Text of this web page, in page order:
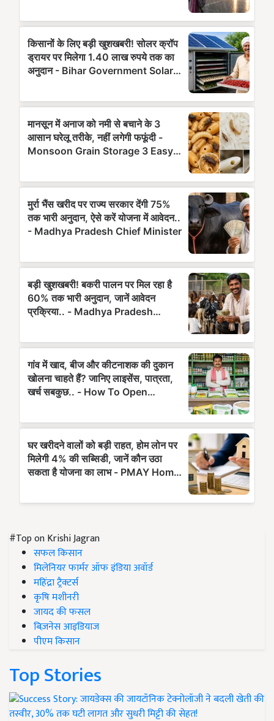
#Top on Krishi Jagran
सफल किसान
मिलेनियर फार्मर ऑफ इंडिया अवॉर्ड
महिंद्रा ट्रैक्टर्स
कृषि मशीनरी
जायद की फसल
बिज़नेस आइडियाज
पीएम किसान
Top Stories